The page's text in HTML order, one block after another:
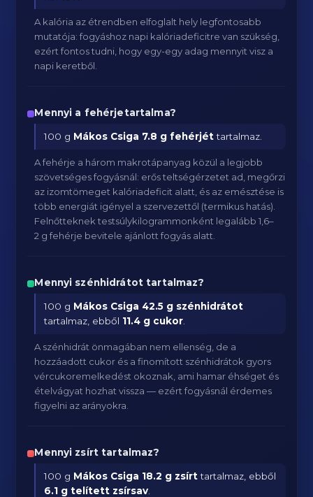
A kalória az étrendben elfoglalt hely legfontosabb
mutatója: fogyáshoz napi kalóriadeficitre van szükség,
ezért fontos tudni, hogy egy-egy adag mennyit visz a
napi keretből.
Mennyi a fehérjetartalma?
100 g Mákos Csiga 7.8 g fehérjéttartalmaz.
A fehérje a három makrotápanyag közül a legjobb
szövetséges fogyásnál: erős teltségérzetet ad, megőrzi
az izomtömeget kalóriadeficit alatt, és az emésztése is
több energiát igényel a szervezettől (termikus hatás).
Felnőtteknek testsúlykilogrammonként legalább 1,6–
2 g fehérje bevitele ajánlott fogyás alatt.
Mennyi szénhidrátot tartalmaz?
100 g Mákos Csiga 42.5 g szénhidrátot
tartalmaz, ebből 11.4 g cukor
A szénhidrát önmagában nem ellenség, de a
hozzáadott cukor és a finomított szénhidrátok gyors
vércukoremelkedést okoznak, ami hamar éhséget és
ételvágyat hozhat vissza — ezért fogyásnál érdemes
figyelni az arányokra.
Mennyi zsírt tartalmaz?
100 g Mákos Csiga 18.2 g zsírttartalmaz, ebből
6.1 g telített zsírsav